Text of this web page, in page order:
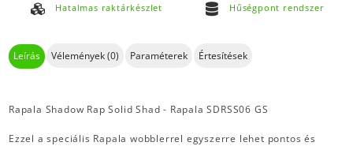
Hatalmas raktárkészlet Hűségpont rendszer
Leírás Vélemények (0) Paraméterek Értesítések
Rapala Shadow Rap Solid Shad - Rapala SDRSS06 GS
Ezzel a speciális Rapala wobblerrel egyszerre lehet pontos és